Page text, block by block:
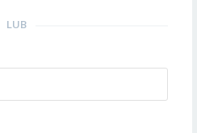
LUB